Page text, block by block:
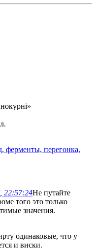
ферменты, перегонка,
22:57:24Не путайте
того это только
значения.
одинаковые, что у
и виски.